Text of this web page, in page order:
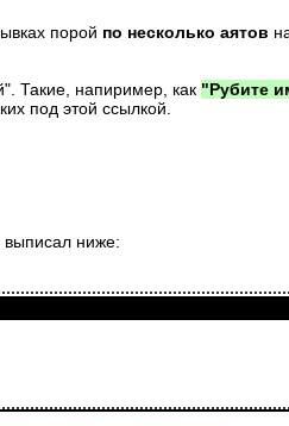
порой по несколько аятов
Такие, напиример, как "Рубите
под этой ссылкой.
выписал ниже: